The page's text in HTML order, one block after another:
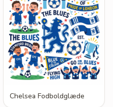
Chelsea Fodboldglæde